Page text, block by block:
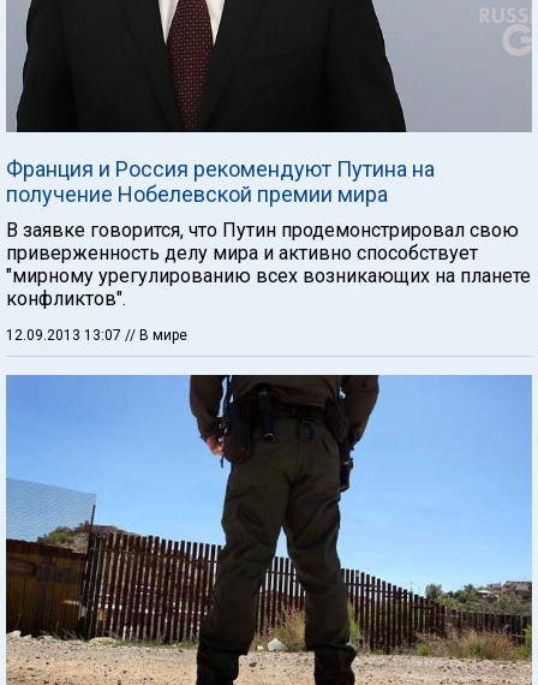
Франция и Россия рекомендуют Путина на
получение Нобелевской премии мира
В заявке говорится, что Путин продемонстрировал свою
приверженность делу мира и активно способствует
"мирному урегулированию всех возникающих на планете
конфликтов".
12.09.2013 13:07 // В мире